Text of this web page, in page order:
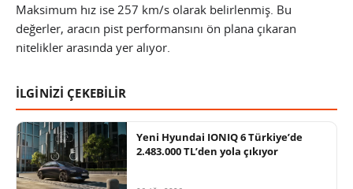
Maksimum hız ise 257 km/s olarak belirlenmiş. Bu
değerler, aracın pist performansını ön plana çıkaran
nitelikler arasında yer alıyor.
İLGİNİZİ ÇEKEBİLİR
Yeni Hyundai IONIQ 6 Türkiye’de
2.483.000 TL’den yola çıkıyor